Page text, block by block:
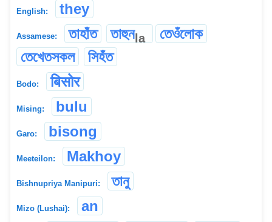
English: they
Assamese: তাহাঁত তাহুন la
তেওঁলোক
তেখেতসকল
সিহঁত
Bodo: बिसोर
Mising: bulu
Garo: bisong
Meeteilon: Makhoy
Bishnupriya Manipuri: তানু
Mizo (Lushai): an